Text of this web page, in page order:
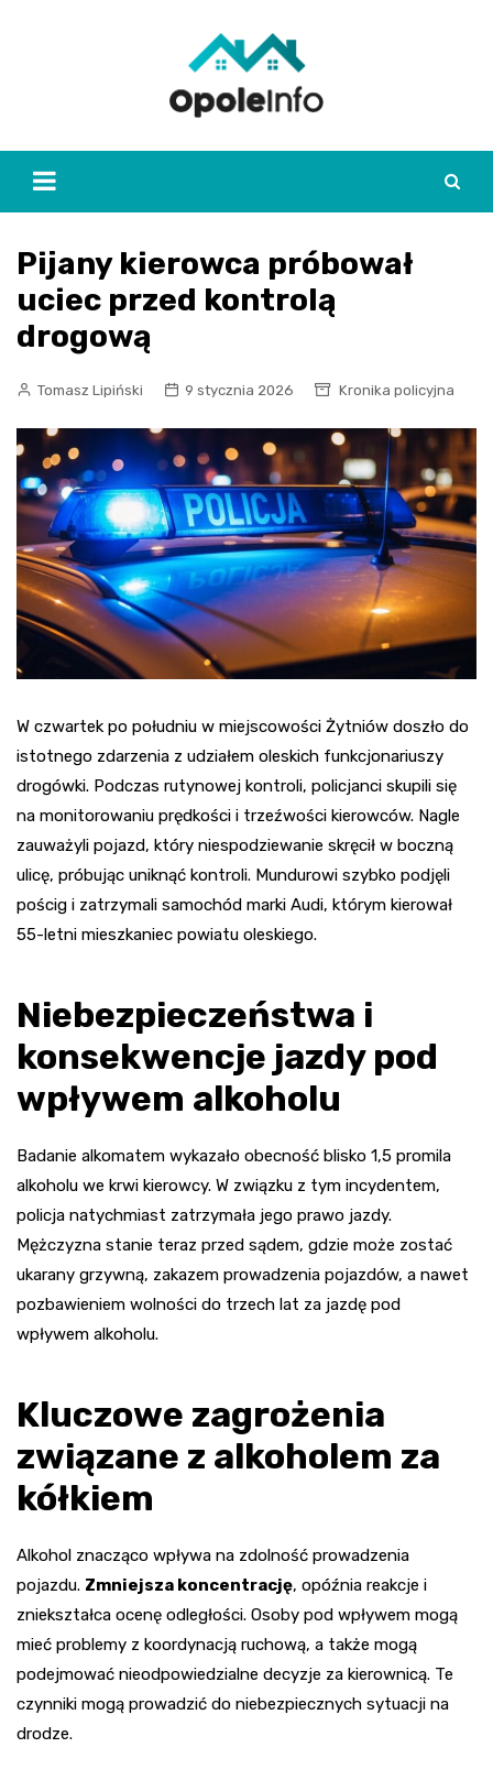
Pijany kierowca próbował
uciec przed kontrolą
drogową
Tomasz Lipiński 9 stycznia 2026 Kronika policyjna
W czwartek po południu w miejscowości Żytniów doszło do
istotnego zdarzenia z udziałem oleskich funkcjonariuszy
drogówki. Podczas rutynowej kontroli, policjanci skupili się
na monitorowaniu prędkości i trzeźwości kierowców. Nagle
zauważyli pojazd, który niespodziewanie skręcił w boczną
ulicę, próbując uniknąć kontroli. Mundurowi szybko podjęli
pościg i zatrzymali samochód marki Audi, którym kierował
55-letni mieszkaniec powiatu oleskiego.
Niebezpieczeństwa i
konsekwencje jazdy pod
wpływem alkoholu
Badanie alkomatem wykazało obecność blisko 1,5 promila
alkoholu we krwi kierowcy. W związku z tym incydentem,
policja natychmiast zatrzymała jego prawo jazdy.
Mężczyzna stanie teraz przed sądem, gdzie może zostać
ukarany grzywną, zakazem prowadzenia pojazdów, a nawet
pozbawieniem wolności do trzech lat za jazdę pod
wpływem alkoholu.
Kluczowe zagrożenia
związane z alkoholem za
kółkiem
Alkohol znacząco wpływa na zdolność prowadzenia
pojazdu. Zmniejsza koncentrację, opóźnia reakcje i
zniekształca ocenę odległości. Osoby pod wpływem mogą
mieć problemy z koordynacją ruchową, a także mogą
podejmować nieodpowiedzialne decyzje za kierownicą. Te
czynniki mogą prowadzić do niebezpiecznych sytuacji na
drodze.